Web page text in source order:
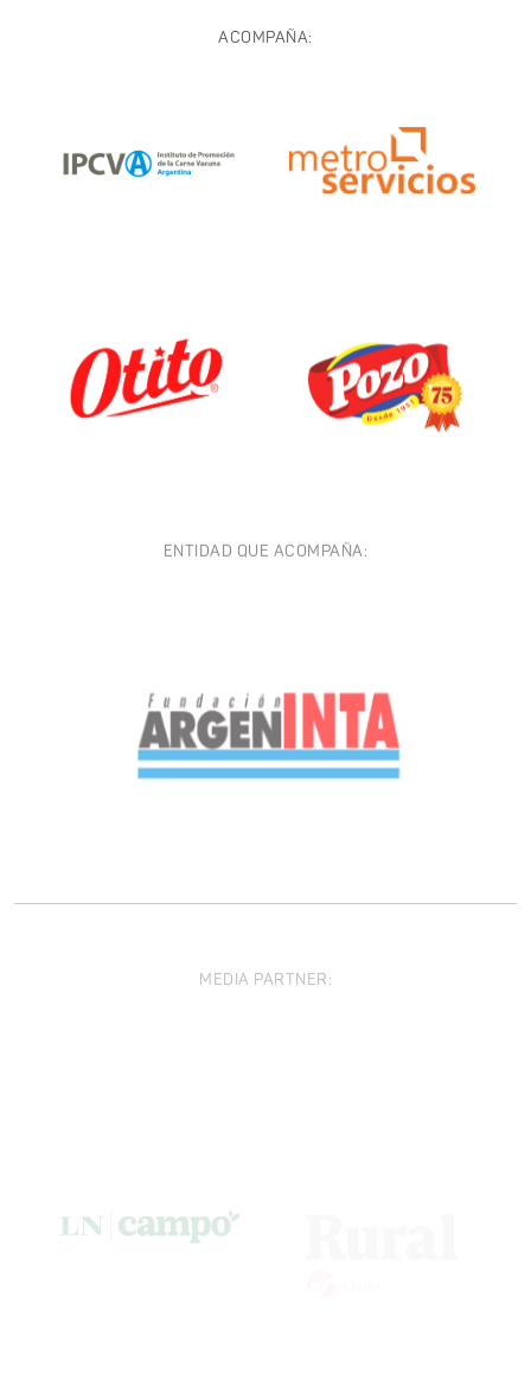
ACOMPAÑA:
ENTIDAD QUE ACOMPAÑA:
MEDIA PARTNER: